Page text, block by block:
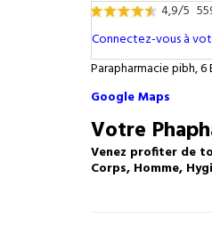
4,9/5
Connectez-vous à
Parapharmacie pibh, 6
Google Maps
Votre
Venez profiter de
Corps, Homme,